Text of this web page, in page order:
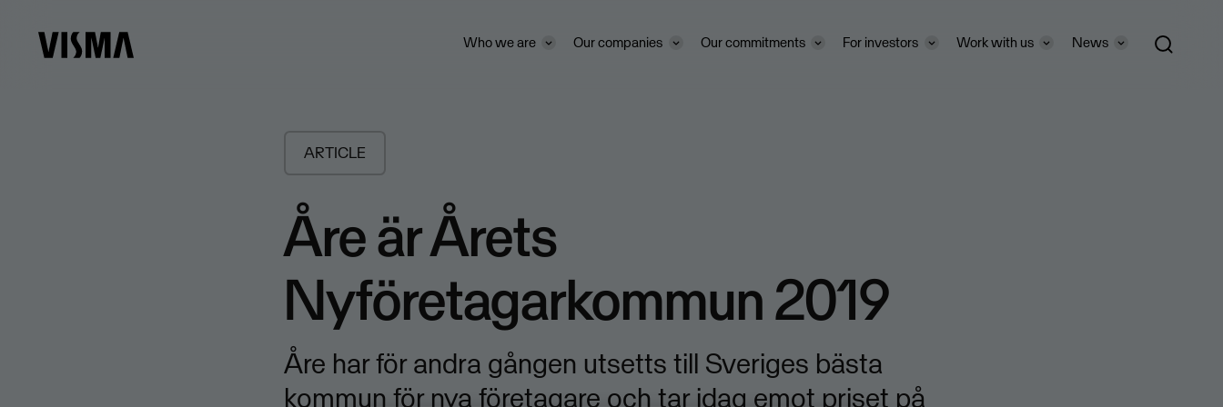
Who we are Our companies Our commitments For investors Work with us News
ARTICLE
Åre är Årets
Nyföretagarkommun 2019
Åre har för andra gången utsetts till Sveriges bästa
kommun för nya företagare och tar idag emot priset på